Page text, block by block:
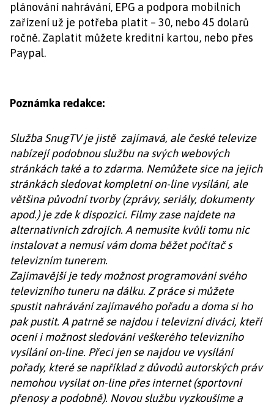
plánování nahrávání, EPG a podpora mobilních
zařízení už je potřeba platit – 30, nebo 45 dolarů
ročně. Zaplatit můžete kreditní kartou, nebo přes
Paypal.
Poznámka redakce:
Služba SnugTV je jistě zajímavá, ale české televize
nabízejí podobnou službu na svých webových
stránkách také a to zdarma. Nemůžete sice na jejich
stránkách sledovat kompletní on-line vysílání, ale
většina původní tvorby (zprávy, seriály, dokumenty
apod.) je zde k dispozici. Filmy zase najdete na
alternativních zdrojích. A nemusíte kvůli tomu nic
instalovat a nemusí vám doma běžet počítač s
televizním tunerem.
Zajímavější je tedy možnost programování svého
televizního tuneru na dálku. Z práce si můžete
spustit nahrávání zajímavého pořadu a doma si ho
pak pustit. A patrně se najdou i televizní diváci, kteří
ocení i možnost sledování veškerého televizního
vysílání on-line. Přeci jen se najdou ve vysílání
pořady, které se například z důvodů autorských práv
nemohou vysílat on-line přes internet (sportovní
přenosy a podobně). Novou službu vyzkoušíme a